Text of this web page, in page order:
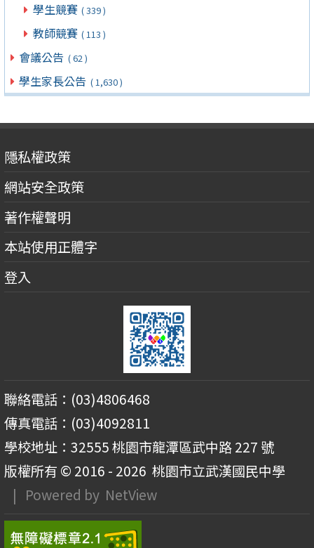
學生競賽 ( 339 )
教師競賽 ( 113 )
會議公告 ( 62 )
學生家長公告 ( 1,630 )
隱私權政策
網站安全政策
著作權聲明
本站使用正體字
登入
聯絡電話：(03)4806468
傳真電話：(03)4092811
學校地址：32555 桃園市龍潭區武中路 227 號
版權所有 © 2016 - 2026 桃園市立武漢國民中學
| Powered by NetView